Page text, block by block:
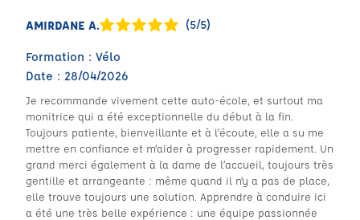
AMIRDANE A. (5/5)
Formation : Vélo
Date : 28/04/2026
Je recommande vivement cette auto-école, et surtout ma
monitrice qui a été exceptionnelle du début à la fin.
Toujours patiente, bienveillante et à l’écoute, elle a su me
mettre en confiance et m’aider à progresser rapidement. Un
grand merci également à la dame de l’accueil, toujours très
gentille et arrangeante : même quand il n’y a pas de place,
elle trouve toujours une solution. Apprendre à conduire ici
a été une très belle expérience : une équipe passionnée